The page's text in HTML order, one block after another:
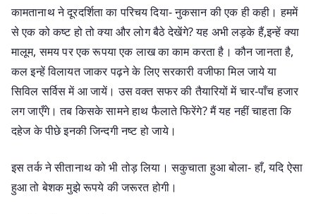
कामतानाथ ने दूरदर्शिता का परिचय दिया- नुकसान की एक ही कही। हममें
से एक को कष्ट हो तो क्या और लोग बैठे देखेंगे? यह अभी लड़के हैं,इन्हें क्या
मालूम, समय पर एक रूपया एक लाख का काम करता है। कौन जानता है,
कल इन्हें विलायत जाकर पढ़ने के लिए सरकारी वजीफा मिल जाये या
सिविल सर्विस में आ जायें। उस वक्त सफर की तैयारियों में चार-पाँच हजार
लग जाएँगे। तब किसके सामने हाथ फैलाते फिरेंगे? मैं यह नहीं चाहता कि
दहेज के पीछे इनकी जिन्दगी नष्ट हो जाये।
इस तर्क ने सीतानाथ को भी तोड़ लिया। सकुचाता हुआ बोला- हाँ, यदि ऐसा
हुआ तो बेशक मुझे रूपये की जरूरत होगी।